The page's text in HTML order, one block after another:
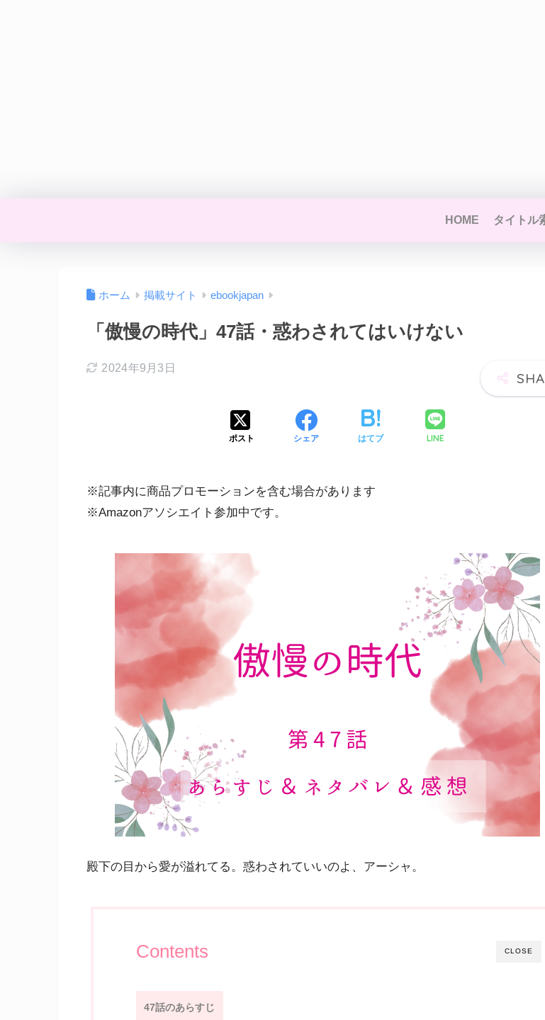
HOME タイトル
ホーム 掲載サイト ebookjapan
「傲慢の時代」47話・惑わされてはいけない
2024年9月3日
ポスト シェア はてブ LINE
※記事内に商品プロモーションを含む場合があります
※Amazonアソシエイト参加中です。
殿下の目から愛が溢れてる。惑わされていいのよ、アーシャ。
CLOSE
Contents
47話のあらすじ